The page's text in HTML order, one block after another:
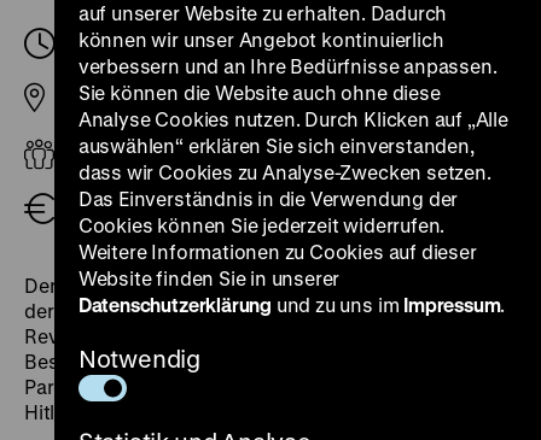
Samstag, 21. Januar 2023, 11.00-11.30 Uhr
Pei-Bau
Erwachsene
Eintritt frei
Der Rundgang thematisiert drei ausgewählte Zäsuren
der deutschen Geschichte. Von der Friedlichen
Revolution in der DDR ausgehend begeben sich die
Besucherinnen und Besucher rückwärts auf einen
Parcours über das gescheiterte Attentat auf Adolf
Hitler 1944 bis zu den Revolutionsereignissen 1848.
auf unserer Website zu erhalten. Dadurch
können wir unser Angebot kontinuierlich
verbessern und an Ihre Bedürfnisse anpassen.
Sie können die Website auch ohne diese
Analyse Cookies nutzen. Durch Klicken auf „Alle
auswählen“ erklären Sie sich einverstanden,
dass wir Cookies zu Analyse-Zwecken setzen.
Das Einverständnis in die Verwendung der
Cookies können Sie jederzeit widerrufen.
Weitere Informationen zu Cookies auf dieser
Website finden Sie in unserer
Datenschutzerklärung und zu uns im Impressum.
Notwendig